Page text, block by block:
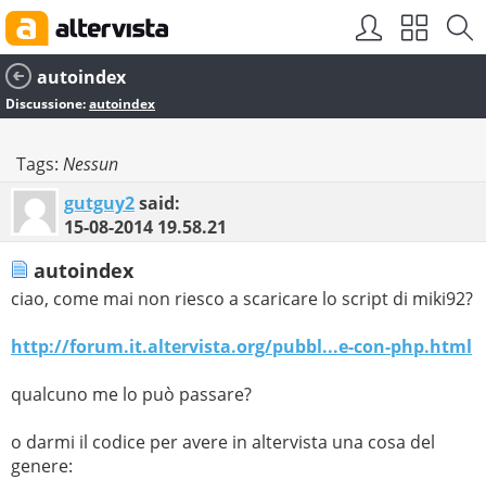
autoindex
Discussione:autoindex
Tags: Nessun
gutguy2said:
15-08-2014 19.58.21
autoindex
ciao, come mai non riesco a scaricare lo script di miki92?
http://forum.it.altervista.org/pubbl...e-con-php.html
qualcuno me lo può passare?
o darmi il codice per avere in altervista una cosa del
genere: